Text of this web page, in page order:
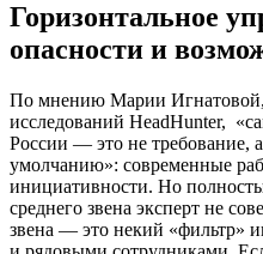
Горизонтальное
опасности и
По мнению Марии Игнатовой,
исследований HeadHunter,
России — это не требование,
умолчанию»: современные
инициативности. Но
среднего звена эксперт не
звена — это некий «фильтр»